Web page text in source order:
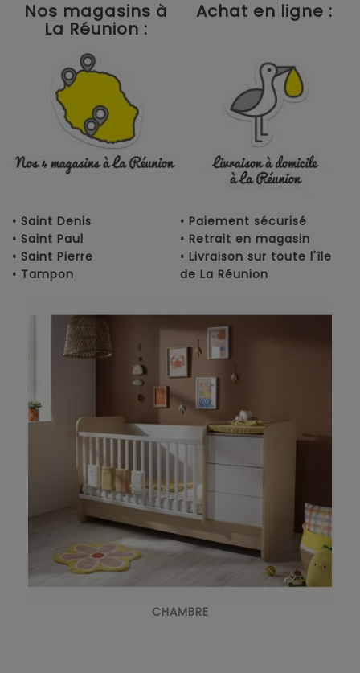
Nos magasins à
La Réunion :
Achat en ligne :
• Saint Denis
• Saint Paul
• Saint Pierre
• Tampon
• Paiement sécurisé
• Retrait en magasin
• Livraison sur toute l'île
de La Réunion
CHAMBRE